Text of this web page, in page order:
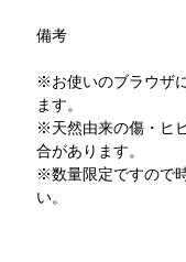
備考
※お使いのブラウザ
ます。
※天然由来の傷・ヒ
合があります。
※数量限定ですので
い。